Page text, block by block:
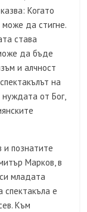
Когато
може да стигне.
става
да бъде
и алчност
на
нуждата от Бог,
познатите
Марков, в
младата
спектакъла е
Към